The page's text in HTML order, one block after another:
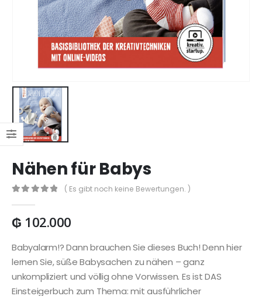
Nähen für Babys
( Es gibt noch keine Bewertungen. )
₲ 102.000
Babyalarm!? Dann brauchen Sie dieses Buch! Denn hier
lernen Sie, süße Babysachen zu nähen – ganz
unkompliziert und völlig ohne Vorwissen. Es ist DAS
Einsteigerbuch zum Thema: mit ausführlicher